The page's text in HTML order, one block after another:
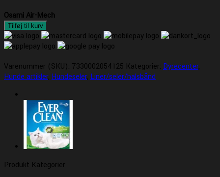
Osami Air-Mech
Tilføj til kurv
Varenummer (SKU): 7330002054125 Kategorier: Dyrecenter,
Hunde artikler, Hundeseler, Liner/seler/halsbånd
Produkt Kategorier